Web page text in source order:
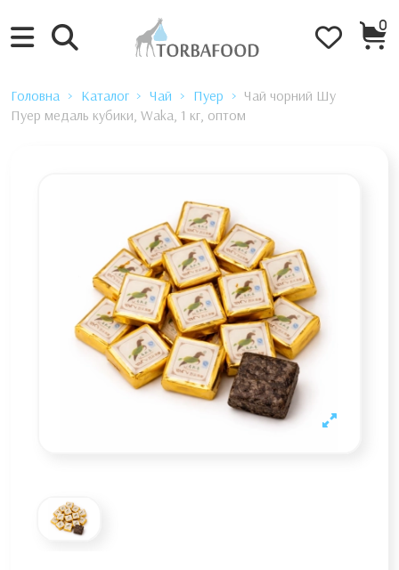
0
Головна Каталог Чай Пуер
Чай чорний Шу
Пуер медаль кубики, Waka, 1 кг, оптом